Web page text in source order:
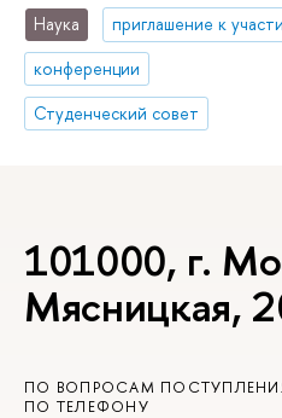
Наука
приглашение к
конференции
Студенческий совет
101000, г.
Мясницкая,
ПО ВОПРОСАМ
ПО ТЕЛЕФОНУ